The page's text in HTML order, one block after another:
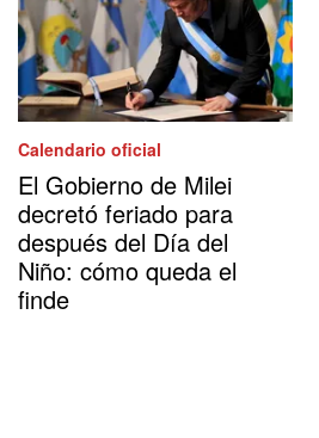
Calendario oficial
El Gobierno de Milei
decretó feriado para
después del Día del
Niño: cómo queda el
finde